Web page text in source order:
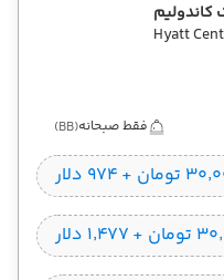
Hyatt
فقط صبحانه(BB)
+ ۹۷۴ دلار
دلار